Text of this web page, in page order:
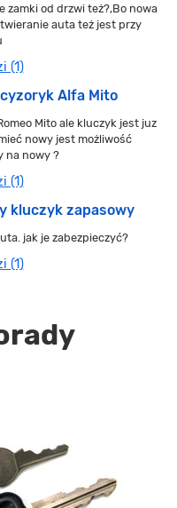
zamki od drzwi też?,Bo nowa
auta też jest przy
(1)
Alfa Mito
Mito ale kluczyk jest juz
nowy jest możliwość
na nowy ?
(1)
kluczyk zapasowy
jak je zabezpieczyć?
(1)